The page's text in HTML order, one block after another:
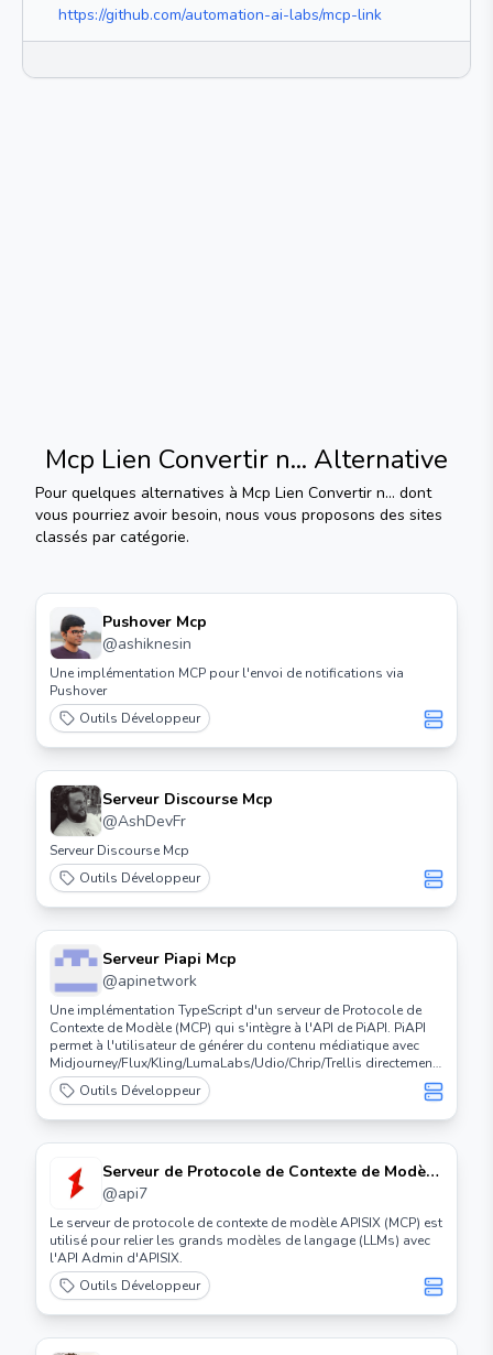
https://github.com/automation-ai-labs/mcp-link
Mcp Lien Convertir n... Alternative
Pour quelques alternatives à Mcp Lien Convertir n... dont
vous pourriez avoir besoin, nous vous proposons des sites
classés par catégorie.
Pushover Mcp
@ashiknesin
Une implémentation MCP pour l'envoi de notifications via
Pushover
Outils Développeur
Serveur Discourse Mcp
@AshDevFr
Serveur Discourse Mcp
Outils Développeur
Serveur Piapi Mcp
@apinetwork
Une implémentation TypeScript d'un serveur de Protocole de
Contexte de Modèle (MCP) qui s'intègre à l'API de PiAPI. PiAPI
permet à l'utilisateur de générer du contenu médiatique avec
Midjourney/Flux/Kling/LumaLabs/Udio/Chrip/Trellis directement
depuis Claude ou toute autre application compatible avec MCP.
Outils Développeur
Serveur de Protocole de Contexte de Modèle
Apisix (mcp)
@api7
Le serveur de protocole de contexte de modèle APISIX (MCP) est
utilisé pour relier les grands modèles de langage (LLMs) avec
l'API Admin d'APISIX.
Outils Développeur